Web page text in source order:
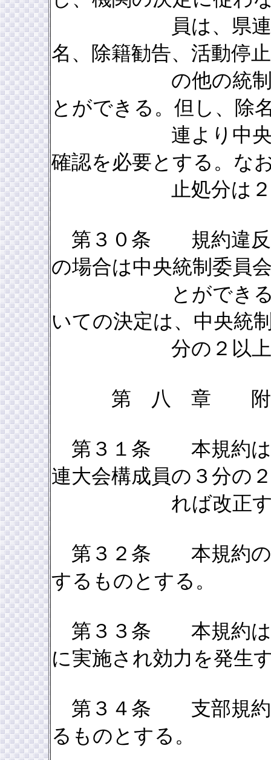
員は、県連統制
名、除籍勧告、活動停
の他の統制処分
とができる。但し、除
連より中央統制
確認を必要とする。な
止処分は２年を
第３０条 規約違反
の場合は中央統制委員
とができる。な
いての決定は、中央統
分の２以上の賛
第 八 章
第３１条 本規約は
連大会構成員の３分の
れば改正するこ
第３２条 本規約の
するものとする。
第３３条 本規約は
に実施され効力を発生
第３４条 支部規約
るものとする。